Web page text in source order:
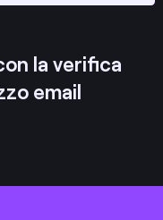
la verifica
email